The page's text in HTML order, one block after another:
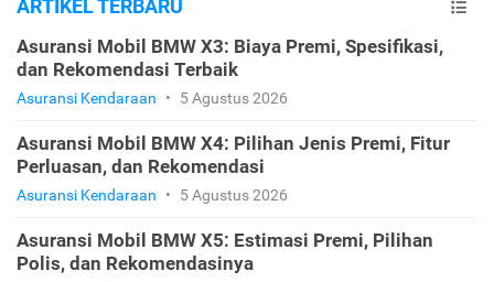
ARTIKEL TERBARU
Asuransi Mobil BMW X3: Biaya Premi, Spesifikasi,
dan Rekomendasi Terbaik
Asuransi Kendaraan • 5 Agustus 2026
Asuransi Mobil BMW X4: Pilihan Jenis Premi, Fitur
Perluasan, dan Rekomendasi
Asuransi Kendaraan • 5 Agustus 2026
Asuransi Mobil BMW X5: Estimasi Premi, Pilihan
Polis, dan Rekomendasinya